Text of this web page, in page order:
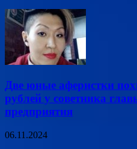
Две юные аферистки
рублей у советника
предприятия
06.11.2024